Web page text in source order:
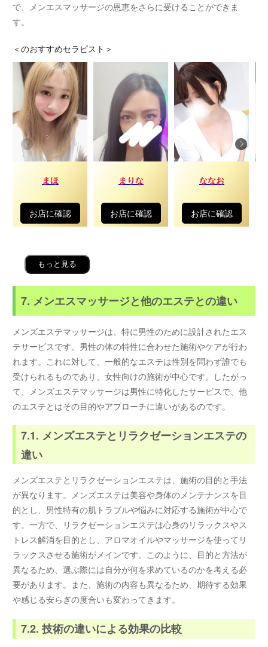
で、メンエスマッサージの恩恵をさらに受けることができま
す。
＜のおすすめセラピスト＞
まほ
お店に確認
まりな
お店に確認
ななお
お店に確認
もっと見る
7. メンエスマッサージと他のエステとの違い
メンズエステマッサージは、特に男性のために設計されたエス
テサービスです。男性の体の特性に合わせた施術やケアが行わ
れます。これに対して、一般的なエステは性別を問わず誰でも
受けられるものであり、女性向けの施術が中心です。したがっ
て、メンズエステマッサージは男性に特化したサービスで、他
のエステとはその目的やアプローチに違いがあるのです。
7.1. メンズエステとリラクゼーションエステの
違い
メンズエステとリラクゼーションエステは、施術の目的と手法
が異なります。メンズエステは美容や身体のメンテナンスを目
的とし、男性特有の肌トラブルや悩みに対応する施術が中心で
す。一方で、リラクゼーションエステは心身のリラックスやス
トレス解消を目的とし、アロマオイルやマッサージを使ってリ
ラックスさせる施術がメインです。このように、目的と方法が
異なるため、選ぶ際には自分が何を求めているのかを考える必
要があります。また、施術の内容も異なるため、期待する効果
や感じる安らぎの度合いも変わってきます。
7.2. 技術の違いによる効果の比較